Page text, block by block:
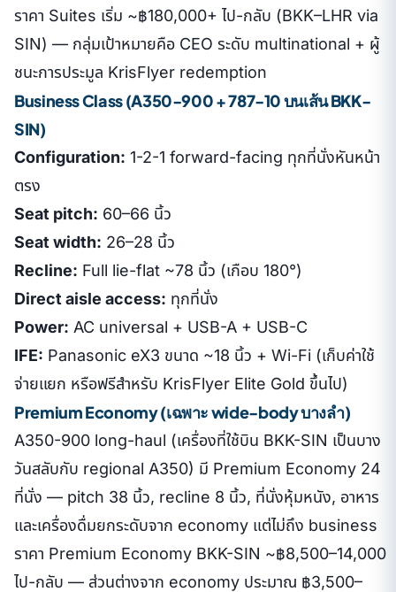
ราคา Suites เริ่ม ~฿180,000+ ไป-กลับ (BKK–LHR via
SIN) — กลุ่มเป้าหมายคือ CEO ระดับ multinational + ผู้
ชนะการประมูล KrisFlyer redemption
Business Class (A350-900 + 787-10 บนเส้น BKK-
SIN)
Configuration: 1-2-1 forward-facing ทุกที่นั่งหันหน้า
ตรง
Seat pitch: 60–66 นิ้ว
Seat width: 26–28 นิ้ว
Recline: Full lie-flat ~78 นิ้ว (เกือบ 180°)
Direct aisle access: ทุกที่นั่ง
Power: AC universal + USB-A + USB-C
IFE: Panasonic eX3 ขนาด ~18 นิ้ว + Wi-Fi (เก็บค่าใช้
จ่ายแยก หรือฟรีสำหรับ KrisFlyer Elite Gold ขึ้นไป)
Premium Economy (เฉพาะ wide-body บางลำ)
A350-900 long-haul (เครื่องที่ใช้บิน BKK-SIN เป็นบาง
วันสลับกับ regional A350) มี Premium Economy 24
ที่นั่ง — pitch 38 นิ้ว, recline 8 นิ้ว, ที่นั่งหุ้มหนัง, อาหาร
และเครื่องดื่มยกระดับจาก economy แต่ไม่ถึง business
ราคา Premium Economy BKK-SIN ~฿8,500–14,000
ไป-กลับ — ส่วนต่างจาก economy ประมาณ ฿3,500–